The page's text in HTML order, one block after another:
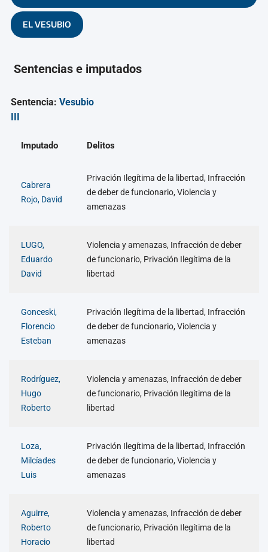
EL VESUBIO
Sentencias e imputados
Sentencia:Vesubio
III
Imputado Delitos
Cabrera
Rojo, David
Privación Ilegítima de la libertad, Infracción
de deber de funcionario, Violencia y
amenazas
LUGO,
Eduardo
David
Violencia y amenazas, Infracción de deber
de funcionario, Privación Ilegítima de la
libertad
Gonceski,
Florencio
Esteban
Privación Ilegítima de la libertad, Infracción
de deber de funcionario, Violencia y
amenazas
Rodríguez,
Hugo
Roberto
Violencia y amenazas, Infracción de deber
de funcionario, Privación Ilegítima de la
libertad
Loza,
Milcíades
Luis
Privación Ilegítima de la libertad, Infracción
de deber de funcionario, Violencia y
amenazas
Aguirre,
Roberto
Horacio
Violencia y amenazas, Infracción de deber
de funcionario, Privación Ilegítima de la
libertad